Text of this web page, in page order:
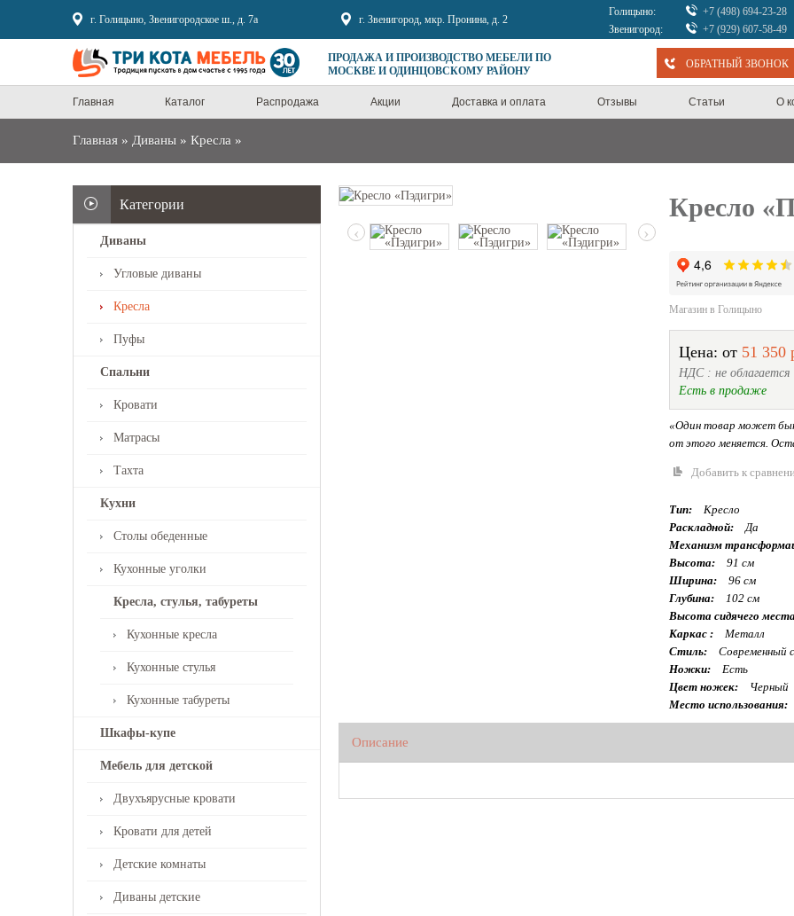
г. Голицыно, Звенигородское ш., д. 7а г. Звенигород, мкр. Пронина, д. 2
Голицыно:
+7 (498) 694-23-28
Звенигород:
+7 (929) 607-58-49
ПРОДАЖА И ПРОИЗВОДСТВО МЕБЕЛИ ПО
МОСКВЕ И ОДИНЦОВСКОМУ РАЙОНУ
ОБРАТНЫЙ ЗВОНОК
Главная Каталог Распродажа Акции Доставка и оплата Отзывы Статьи О
Главная » Диваны » Кресла »
Категории
Диваны
Угловые диваны
Кресла
Пуфы
Спальни
Кровати
Матрасы
Тахта
Кухни
Столы обеденные
Кухонные уголки
Кресла, стулья, табуреты
Кухонные кресла
Кухонные стулья
Кухонные табуреты
Шкафы-купе
Мебель для детской
Двухъярусные кровати
Кровати для детей
Детские комнаты
Диваны детские
‹ ›
Кресло
Магазин в Голицыно
Цена: от 51 350
НДС : не облагается
Есть в продаже
«Один товар может
от этого меняется.
Добавить к
Тип:
Кресло
Раскладной:
Да
Механизм
Высота:
91 см
Ширина:
96 см
Глубина:
102 см
Высота сидячего
Каркас :
Металл
Стиль:
Современный
Ножки:
Есть
Цвет ножек:
Черный
Место использования:
Описание